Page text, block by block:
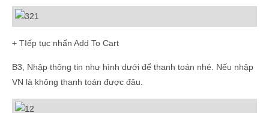
+ TIếp tục nhấn Add To Cart
B3, Nhập thông tin như hình dưới để thanh toán nhé. Nếu nhập
VN là không thanh toán được đâu.